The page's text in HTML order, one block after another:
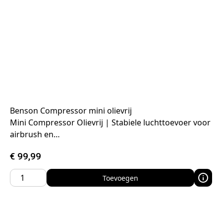
Benson Compressor mini olievrij
Mini Compressor Olievrij | Stabiele luchttoevoer voor
airbrush en…
€ 99,99
Toevoegen